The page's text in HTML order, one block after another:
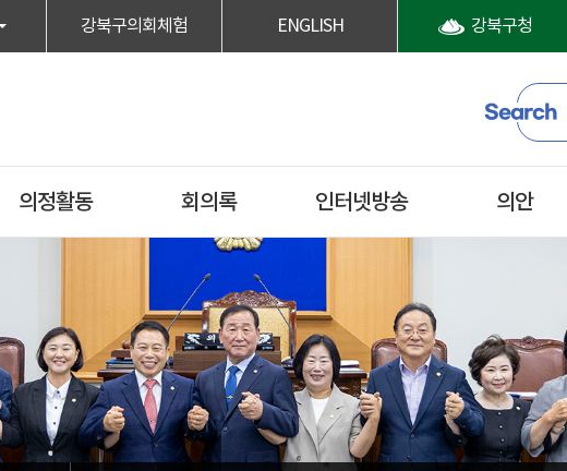
강북구의회체험 ENGLISH 강북구청
Search
의정활동 회의록 인터넷방송 의안